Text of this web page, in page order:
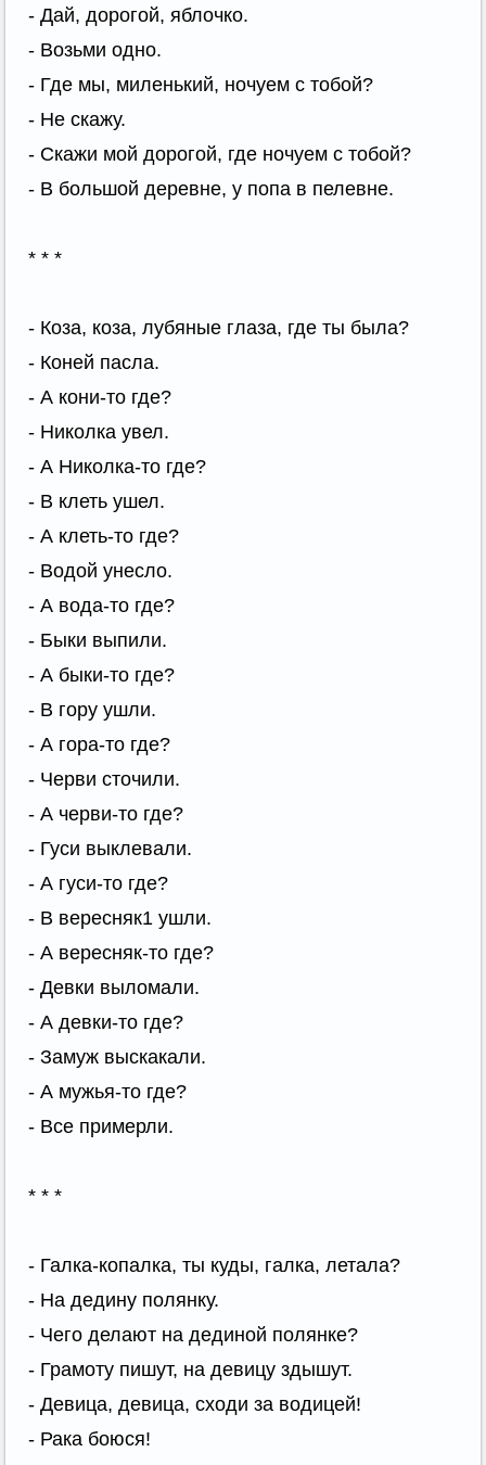
- Дай, дорогой, яблочко.
- Возьми одно.
- Где мы, миленький, ночуем с тобой?
- Не скажу.
- Скажи мой дорогой, где ночуем с тобой?
- В большой деревне, у попа в пелевне.
* * *
- Коза, коза, лубяные глаза, где ты была?
- Коней пасла.
- А кони-то где?
- Николка увел.
- А Николка-то где?
- В клеть ушел.
- А клеть-то где?
- Водой унесло.
- А вода-то где?
- Быки выпили.
- А быки-то где?
- В гору ушли.
- А гора-то где?
- Черви сточили.
- А черви-то где?
- Гуси выклевали.
- А гуси-то где?
- В вересняк1 ушли.
- А вересняк-то где?
- Девки выломали.
- А девки-то где?
- Замуж выскакали.
- А мужья-то где?
- Все примерли.
* * *
- Галка-копалка, ты куды, галка, летала?
- На дедину полянку.
- Чего делают на дединой полянке?
- Грамоту пишут, на девицу здышут.
- Девица, девица, сходи за водицей!
- Рака боюся!